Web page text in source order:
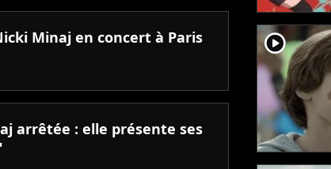
Minaj en concert à Paris
arrêtée : elle présente ses
player2